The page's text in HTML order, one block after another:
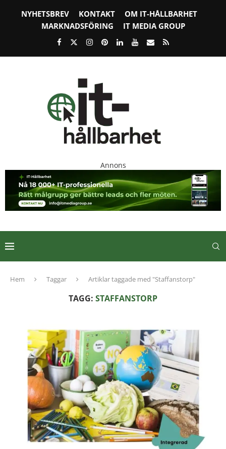
NYHETSBREV KONTAKT
OM IT-HÅLLBARHET
MARKNADSFÖRING
IT MEDIA GROUP
Annons
Hem Taggar Artiklar taggade med "Staffanstorp"
TAGG: STAFFANSTORP